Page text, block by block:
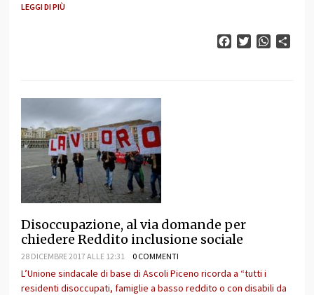
LEGGI DI PIÙ
FacebookTwitter
Disoccupazione, al via domande per
chiedere Reddito inclusione sociale
28 DICEMBRE 2017 ALLE 12:31 0 COMMENTI
L’Unione sindacale di base di Ascoli Piceno ricorda a “tutti i
residenti disoccupati, famiglie a basso reddito o con disabili da